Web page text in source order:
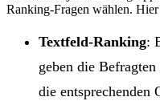
Ranking-Fragen wählen.
Textfeld-Ranking:
geben die
die entsprechenden